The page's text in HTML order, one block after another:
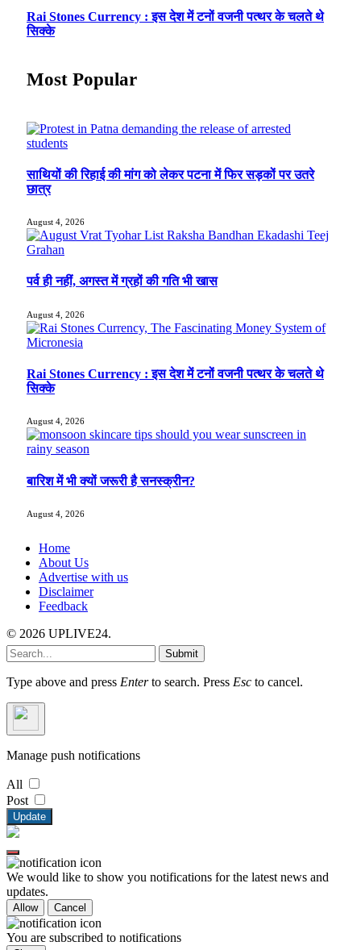
Rai Stones Currency : इस देश में टनों वजनी पत्थर के चलते थे
सिक्के
Most Popular
साथियों की रिहाई की मांग को लेकर पटना में फिर सड़कों पर उतरे
छात्र
August 4, 2026
पर्व ही नहीं, अगस्त में ग्रहों की गति भी खास
August 4, 2026
Rai Stones Currency : इस देश में टनों वजनी पत्थर के चलते थे
सिक्के
August 4, 2026
बारिश में भी क्यों जरूरी है सनस्क्रीन?
August 4, 2026
Home
About Us
Advertise with us
Disclaimer
Feedback
© 2026 UPLIVE24.
Submit
Type above and press Enterto search. Press Esc to cancel.
Manage push notifications
All
Post
Update
We would like to show you notifications for the latest news and
updates.
Allow Cancel
You are subscribed to notifications